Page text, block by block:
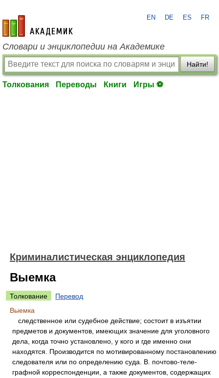
academic.ru
EN DE ES FR
Словари и энциклопедии на Академике
Найти!
Толкования Переводы Книги Игры ⚽
Криминалистическая энциклопедия
Выемка
Толкование
Перевод
Выемка
следственное или судебное действие; состоит в изъятии
предметов и документов, имеющих значение для уголовного
дела, когда точно установлено, у кого и где именно они
находятся. Производится по мотивированному постановлению
следователя или по определению суда. В. почтово-теле-
графной корреспонденции, а также документов, содержащих